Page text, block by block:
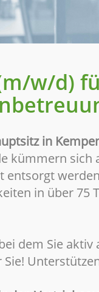
w/d)
in
kümmern
entsorgt
in über 75
dem Sie